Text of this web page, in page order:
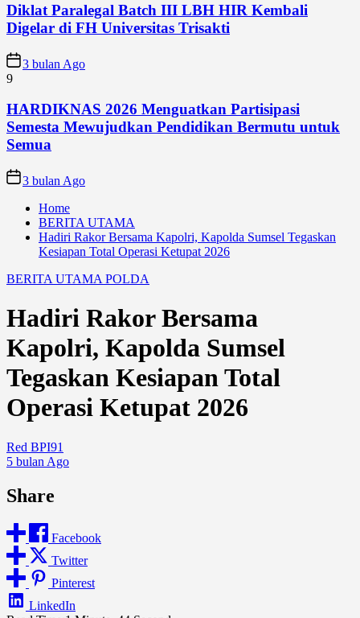
Diklat Paralegal Batch III LBH HIR Kembali
Digelar di FH Universitas Trisakti
3 bulan Ago
9
HARDIKNAS 2026 Menguatkan Partisipasi
Semesta Mewujudkan Pendidikan Bermutu untuk
Semua
3 bulan Ago
Home
BERITA UTAMA
Hadiri Rakor Bersama Kapolri, Kapolda Sumsel Tegaskan
Kesiapan Total Operasi Ketupat 2026
BERITA UTAMA POLDA
Hadiri Rakor Bersama
Kapolri, Kapolda Sumsel
Tegaskan Kesiapan Total
Operasi Ketupat 2026
Red BPI91
5 bulan Ago
Share
Facebook
Twitter
Pinterest
LinkedIn